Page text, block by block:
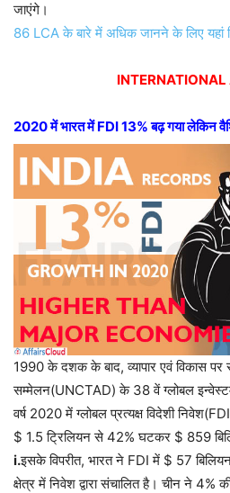
जाएंगे।
86 LCA के बारे में अधिक जानने के लिए यहां
INTERNATIONAL
2020 में भारत में FDI 13% बढ़ गया लेकिन
1990 के दशक के बाद, व्यापार एवं विकास पर
सम्मेलन(UNCTAD) के 38 वें ग्लोबल
वर्ष 2020 में ग्लोबल प्रत्यक्ष विदेशी
$ 1.5 ट्रिलियन से 42% घटकर $ 859
i.इसके विपरीत, भारत ने FDI में $ 57
क्षेत्र में निवेश द्वारा संचालित है। चीन ने 4%